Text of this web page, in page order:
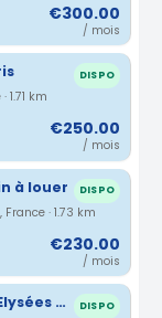
€300.00
/ mois
DISPO
1.71 km
€250.00
/ mois
à louer DISPO
· 1.73 km
€230.00
/ mois
Parking sécurisé Champs Elysées - 13 rue de Berri - Paris 8 - 75008 DISPO